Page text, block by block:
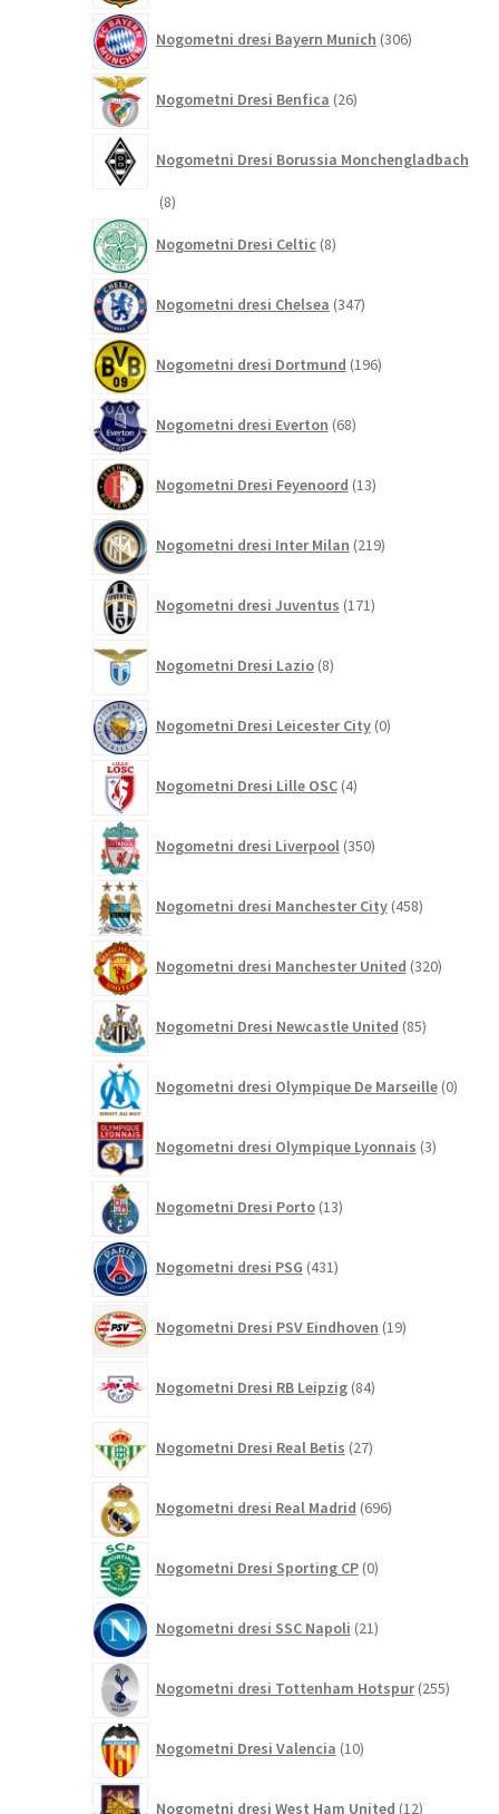
Nogometni dresi Bayern Munich 306izdelkov
Nogometni Dresi Benfica 26izdelkov
Nogometni Dresi Borussia Monchengladbach
88
Nogometni Dresi Celtic 8izdelkov
Nogometni dresi Chelsea 347izdelkov
Nogometni dresi Dortmund 196izdelkov
Nogometni dresi Everton 68izdelkov
Nogometni Dresi Feyenoord 13izdelkov
Nogometni dresi Inter Milan 219izdelkov
Nogometni dresi Juventus 171izdelkov
Nogometni Dresi Lazio 8izdelkov
Nogometni Dresi Leicester City 0izdelkov
Nogometni Dresi Lille OSC 4izdelki
Nogometni dresi Liverpool 350izdelkov
Nogometni dresi Manchester City 458izdelkov
Nogometni dresi Manchester United 320izdelkov
Nogometni Dresi Newcastle United 85izdelkov
Nogometni dresi Olympique De Marseille 0
Nogometni dresi Olympique Lyonnais 3izdelki
Nogometni Dresi Porto 13izdelkov
Nogometni dresi PSG 431izdelkov
Nogometni Dresi PSV Eindhoven 19izdelkov
Nogometni Dresi RB Leipzig 84izdelkov
Nogometni Dresi Real Betis 27izdelkov
Nogometni dresi Real Madrid 696izdelkov
Nogometni Dresi Sporting CP 0izdelkov
Nogometni dresi SSC Napoli 21izdelkov
Nogometni dresi Tottenham Hotspur 255
Nogometni Dresi Valencia 10izdelkov
Nogometni dresi West Ham United 12